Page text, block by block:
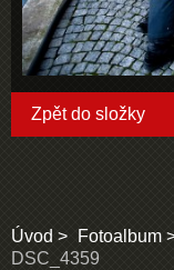
Zpět do složky
Úvod Fotoalbum
DSC_4359